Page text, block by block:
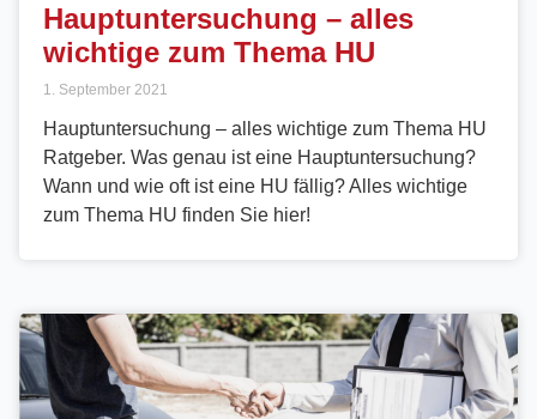
Hauptuntersuchung – alles
wichtige zum Thema HU
1. September 2021
Hauptuntersuchung – alles wichtige zum Thema HU
Ratgeber. Was genau ist eine Hauptuntersuchung?
Wann und wie oft ist eine HU fällig? Alles wichtige
zum Thema HU finden Sie hier!